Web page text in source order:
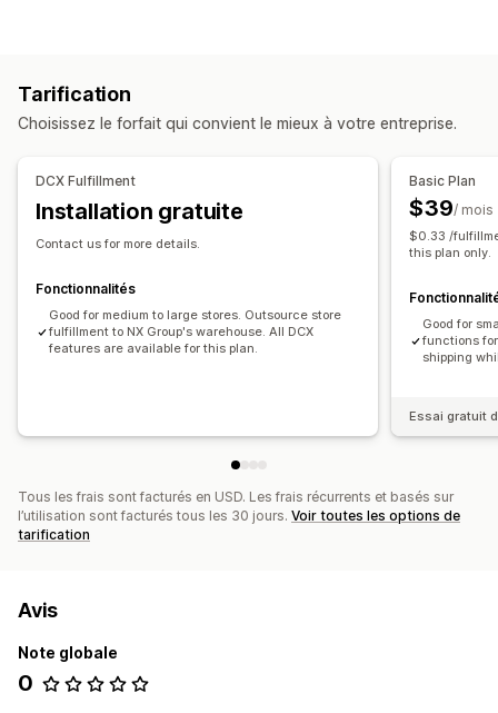
Tarification
Choisissez le forfait qui convient le mieux à votre entreprise.
DCX Fulfillment
Installation gratuite
Contact us for more details.
Fonctionnalités
Good for medium to large stores. Outsource store
fulfillment to NX Group's warehouse. All DCX
features are available for this plan.
Basic Plan
$39/ mois
$0.33 /
this plan only.
Good for
functions
shipping
Essai gratuit
Tous les frais sont facturés en USD. Les frais récurrents et basés sur
l’utilisation sont facturés tous les 30 jours. Voir toutes les options de
tarification
Avis
Note globale
0